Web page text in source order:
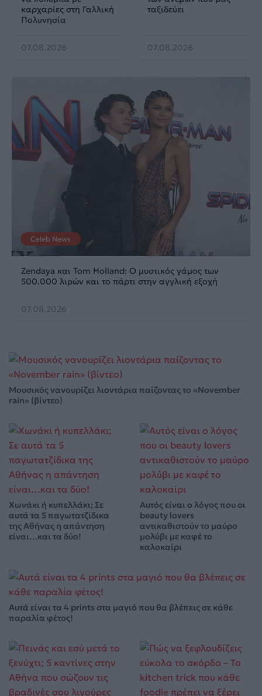
καρχαρίες στη Γαλλική
Πολυνησία
07.08.2026
ταξιδεύει
07.08.2026
Celeb News
Zendaya και Tom Holland: Ο μυστικός γάμος των
500.000 λιρών και το πάρτι στην αγγλική εξοχή
07.08.2026
Μουσικός νανουρίζει λιοντάρια παίζοντας το «November
rain» (βίντεο)
Χωνάκι ή κυπελλάκι; Σε
αυτά τα 5 παγωτατζίδικα
της Αθήνας η απάντηση
είναι…και τα δύο!
Αυτός είναι ο λόγος που οι
beauty lovers
αντικαθιστούν το μαύρο
μολύβι με καφέ το
καλοκαίρι
Αυτά είναι τα 4 prints στα μαγιό που θα βλέπεις σε κάθε
παραλία φέτος!